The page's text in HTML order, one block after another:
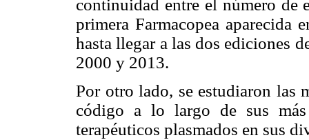
continuidad entre el número de
primera Farmacopea aparecida
hasta llegar a las dos ediciones
2000 y 2013.
Por otro lado, se estudiaron las
código a lo largo de sus
terapéuticos plasmados en sus